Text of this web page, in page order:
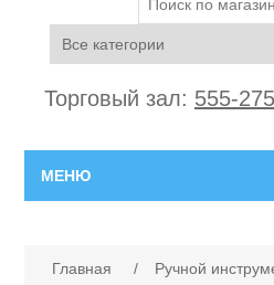
Торговый зал: 555-275
МЕНЮ
Главная / Ручной